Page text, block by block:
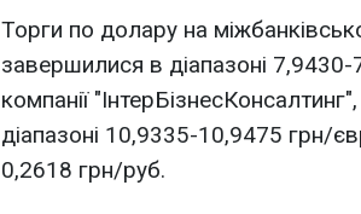
Торги по долару на
завершилися в діапазоні
компанії
діапазоні 10,9335-10,9475 грн/
0,2618 грн/руб.